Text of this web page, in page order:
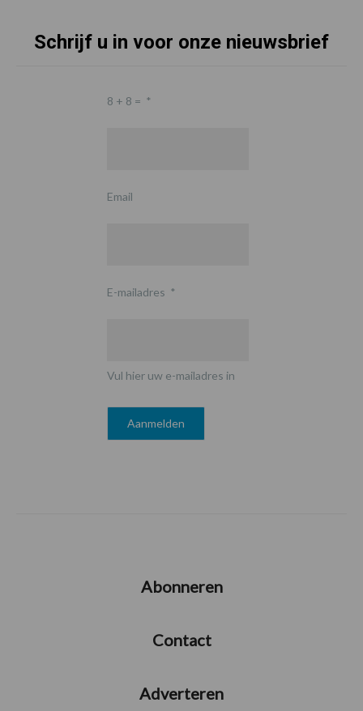
Schrijf u in voor onze nieuwsbrief
8 + 8 = *
Email
E-mailadres *
Vul hier uw e-mailadres in
Abonneren
Contact
Adverteren